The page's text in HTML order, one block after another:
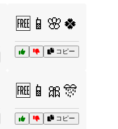
🆓📱🌸🍀
コピー
🆓📱🎀🎊
コピー